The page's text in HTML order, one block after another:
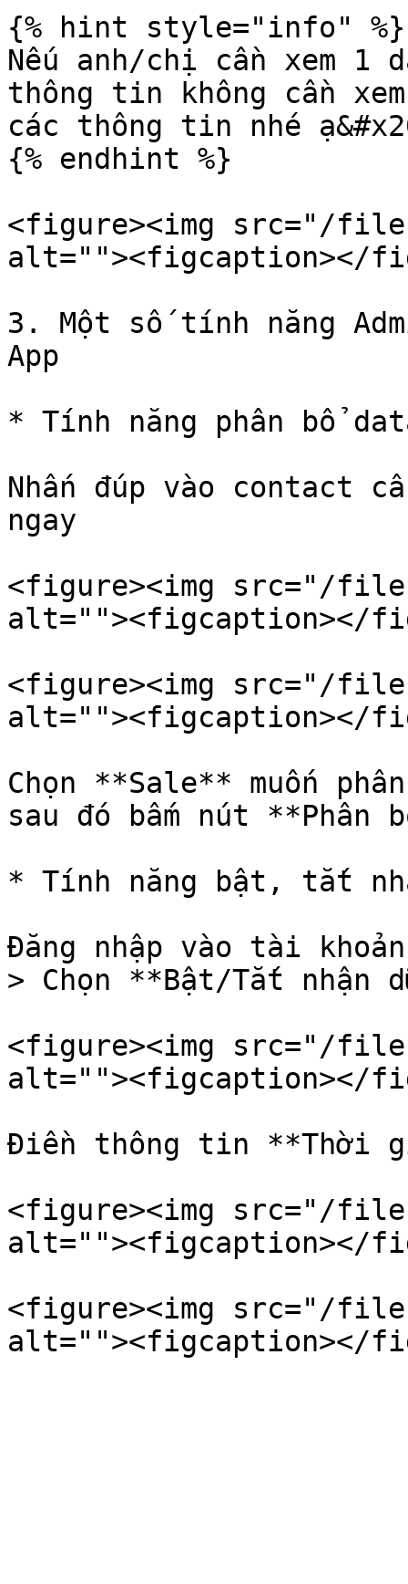
{% hint style="info" %}
Nếu anh/chị cần xem 1
thông tin không cần
các thông tin nhé
{% endhint %}
<figure><img src="/files/
alt=""><figcaption></
3. Một số tính năng
App
* Tính năng phân bổ
Nhấn đúp vào contact
ngay
<figure><img src="/
alt=""><figcaption></
<figure><img src="/files/
alt=""><figcaption></
Chọn **Sale** muốn
sau đó bấm nút **Phân
* Tính năng bật, tắt
Đăng nhập vào tài
> Chọn **Bật/Tắt nhận
<figure><img src="/files/
alt=""><figcaption></
Điền thông tin **Thời
<figure><img src="/
alt=""><figcaption></
<figure><img src="/files/